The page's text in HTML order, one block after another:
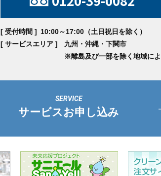
[ 受付時間 ] 10:00～17:00（土日祝日を除く）
[ サービスエリア ]
九州・沖縄・下関市
※離島及び一部を除く地域に
サービスお申し込み